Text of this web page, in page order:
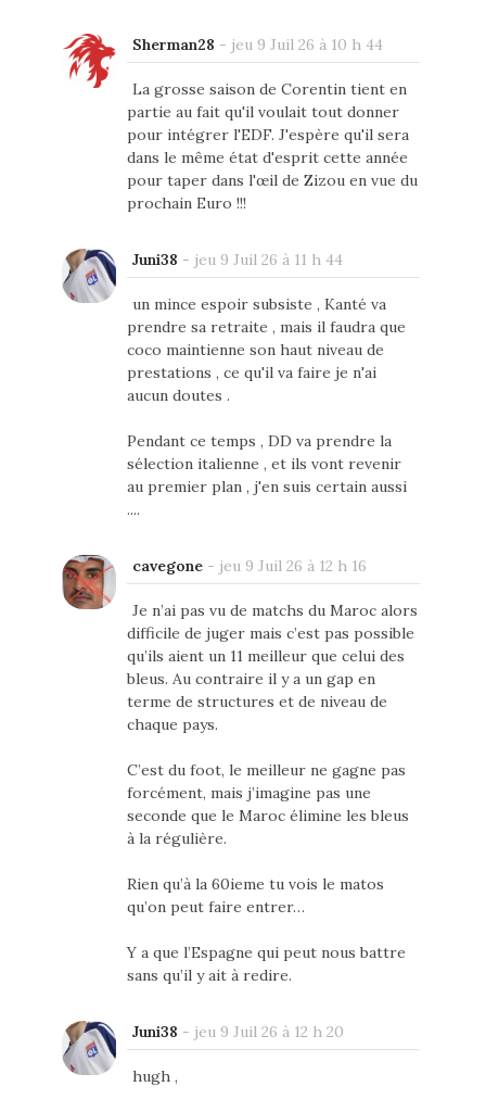
Sherman28 - jeu 9 Juil 26 à 10 h 44
La grosse saison de Corentin tient en
partie au fait qu'il voulait tout donner
pour intégrer l'EDF. J'espère qu'il sera
dans le même état d'esprit cette année
pour taper dans l'œil de Zizou en vue du
prochain Euro !!!
Juni38 - jeu 9 Juil 26 à 11 h 44
un mince espoir subsiste , Kanté va
prendre sa retraite , mais il faudra que
coco maintienne son haut niveau de
prestations , ce qu'il va faire je n'ai
aucun doutes .
Pendant ce temps , DD va prendre la
sélection italienne , et ils vont revenir
au premier plan , j'en suis certain aussi
....
cavegone- jeu 9 Juil 26 à 12 h 16
Je n’ai pas vu de matchs du Maroc alors
difficile de juger mais c’est pas possible
qu’ils aient un 11 meilleur que celui des
bleus. Au contraire il y a un gap en
terme de structures et de niveau de
chaque pays.
C’est du foot, le meilleur ne gagne pas
forcément, mais j’imagine pas une
seconde que le Maroc élimine les bleus
à la régulière.
Rien qu’à la 60ieme tu vois le matos
qu’on peut faire entrer…
Y a que l’Espagne qui peut nous battre
sans qu’il y ait à redire.
Juni38 - jeu 9 Juil 26 à 12 h 20
hugh ,